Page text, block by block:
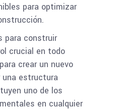
para optimizar
para construir
crucial en todo
crear un nuevo
estructura
uno de los
en cualquier